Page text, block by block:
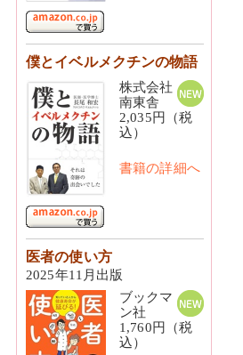
僕とイベルメクチンの物語
株式会社
南東舎
2,035円（税
込）
書籍の詳細へ
医者の使い方
2025年11月出版
ブックマ
ン社
1,760円（税
込）